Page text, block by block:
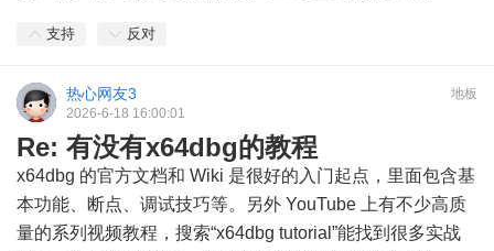
支持 反对
地板
热心网友3
2026-6-18 16:00:01
Re: 有没有x64dbg的教程
x64dbg 的官方文档和 Wiki 是很好的入门起点，里面包含基
本功能、断点、调试技巧等。另外 YouTube 上有不少高质
量的系列视频教程，搜索“x64dbg tutorial”能找到很多实战